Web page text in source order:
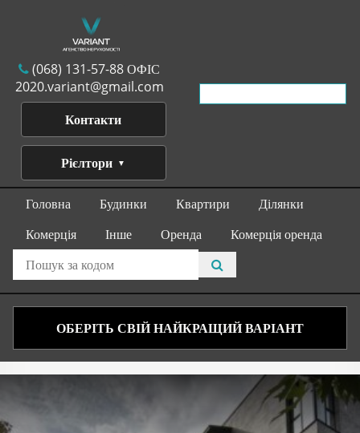
(068) 131-57-88 ОФІС
2020.variant@gmail.com
Контакти
Рієлтори
Головна Будинки Квартири
Ділянки
Комерція
Інше Оренда Комерція оренда
ОБЕРІТЬ СВІЙ НАЙКРАЩИЙ ВАРІАНТ